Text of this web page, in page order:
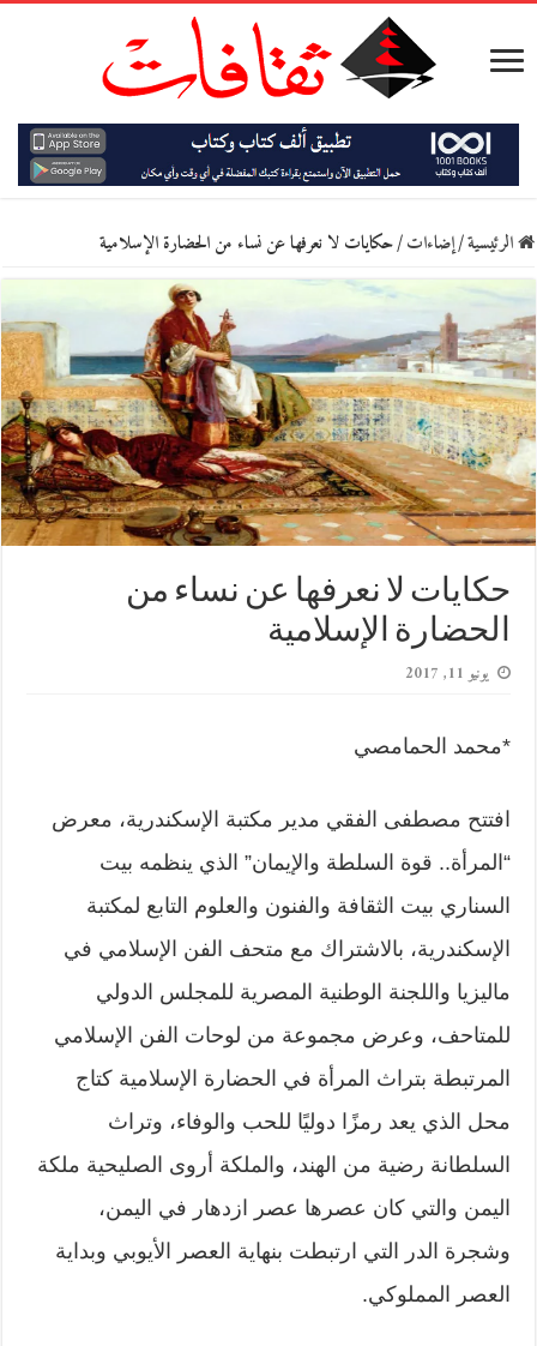
الرئيسية/إضاءات/حكايات لا نعرفها عن نساء من الحضارة الإسلامية
حكايات لا نعرفها عن نساء من
الحضارة الإسلامية
يونيو 11, 2017
*محمد الحمامصي
افتتح مصطفى الفقي مدير مكتبة الإسكندرية، معرض
“المرأة.. قوة السلطة والإيمان” الذي ينظمه بيت
السناري بيت الثقافة والفنون والعلوم التابع لمكتبة
الإسكندرية، بالاشتراك مع متحف الفن الإسلامي في
ماليزيا واللجنة الوطنية المصرية للمجلس الدولي
للمتاحف، وعرض مجموعة من لوحات الفن الإسلامي
المرتبطة بتراث المرأة في الحضارة الإسلامية كتاج
محل الذي يعد رمزًا دوليًا للحب والوفاء، وتراث
السلطانة رضية من الهند، والملكة أروى الصليحية ملكة
اليمن والتي كان عصرها عصر ازدهار في اليمن،
وشجرة الدر التي ارتبطت بنهاية العصر الأيوبي وبداية
العصر المملوكي.